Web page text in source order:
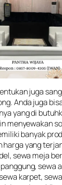
juga
Anda juga
yang di
menyewakan
banyak
harga yang
sewa meja
sewa
karpet,